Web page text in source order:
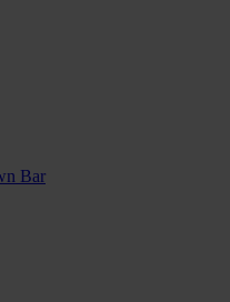
Bar